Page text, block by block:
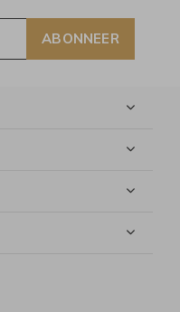
ABONNEER